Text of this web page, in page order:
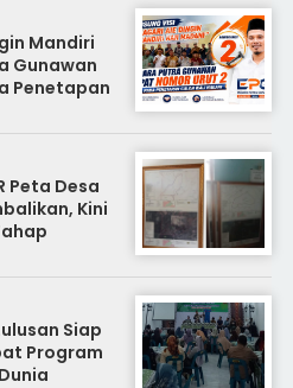
Mandiri
Gunawan
Penetapan
Peta Desa
Kini
Siap
Program